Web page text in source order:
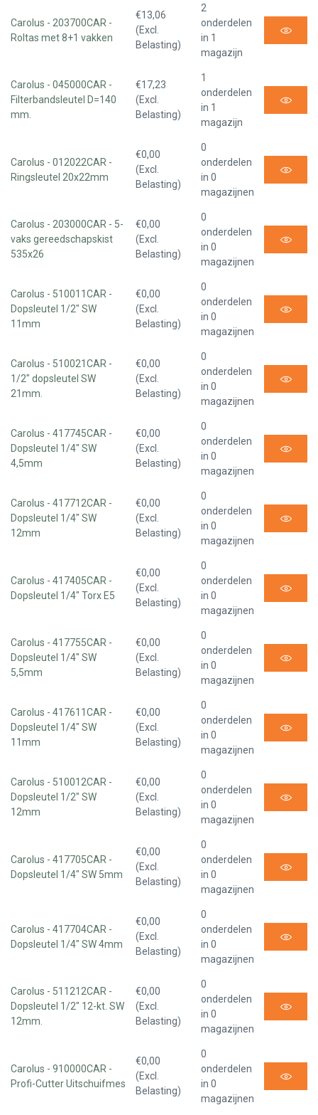
Carolus - 203700CAR -
Roltas met 8+1 vakken
€13,06
(Excl.
Belasting)
2
onderdelen
in 1
magazijn
Carolus - 045000CAR -
Filterbandsleutel D=140
mm.
€17,23
(Excl.
Belasting)
1
onderdelen
in 1
magazijn
Carolus - 012022CAR -
Ringsleutel 20x22mm
€0,00
(Excl.
Belasting)
0
onderdelen
in 0
magazijnen
Carolus - 203000CAR - 5-
vaks gereedschapskist
535x26
€0,00
(Excl.
Belasting)
0
onderdelen
in 0
magazijnen
Carolus - 510011CAR -
Dopsleutel 1/2" SW
11mm
€0,00
(Excl.
Belasting)
0
onderdelen
in 0
magazijnen
Carolus - 510021CAR -
1/2" dopsleutel SW
21mm.
€0,00
(Excl.
Belasting)
0
onderdelen
in 0
magazijnen
Carolus - 417745CAR -
Dopsleutel 1/4" SW
4,5mm
€0,00
(Excl.
Belasting)
0
onderdelen
in 0
magazijnen
Carolus - 417712CAR -
Dopsleutel 1/4" SW
12mm
€0,00
(Excl.
Belasting)
0
onderdelen
in 0
magazijnen
Carolus - 417405CAR -
Dopsleutel 1/4" Torx E5
€0,00
(Excl.
Belasting)
0
onderdelen
in 0
magazijnen
Carolus - 417755CAR -
Dopsleutel 1/4" SW
5,5mm
€0,00
(Excl.
Belasting)
0
onderdelen
in 0
magazijnen
Carolus - 417611CAR -
Dopsleutel 1/4" SW
11mm
€0,00
(Excl.
Belasting)
0
onderdelen
in 0
magazijnen
Carolus - 510012CAR -
Dopsleutel 1/2" SW
12mm
€0,00
(Excl.
Belasting)
0
onderdelen
in 0
magazijnen
Carolus - 417705CAR -
Dopsleutel 1/4" SW 5mm
€0,00
(Excl.
Belasting)
0
onderdelen
in 0
magazijnen
Carolus - 417704CAR -
Dopsleutel 1/4" SW 4mm
€0,00
(Excl.
Belasting)
0
onderdelen
in 0
magazijnen
Carolus - 511212CAR -
Dopsleutel 1/2" 12-kt. SW
12mm.
€0,00
(Excl.
Belasting)
0
onderdelen
in 0
magazijnen
Carolus - 910000CAR -
Profi-Cutter Uitschuifmes
€0,00
(Excl.
Belasting)
0
onderdelen
in 0
magazijnen